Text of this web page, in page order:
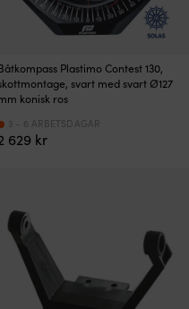
Plastimo Contest 130,
svart med svart Ø127
konisk ros
629 kr
3 - 6 ARBETSDAGAR